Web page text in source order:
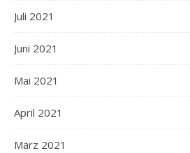
Juli 2021
Juni 2021
Mai 2021
April 2021
März 2021